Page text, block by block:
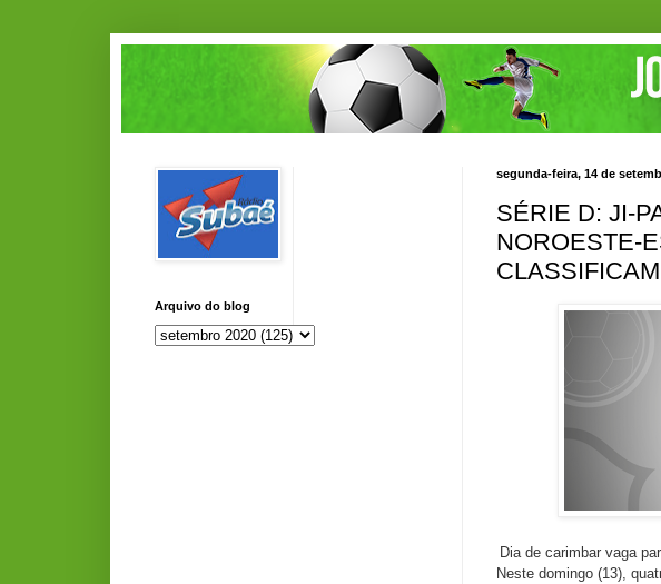
segunda-feira, 14 de
SÉRIE D: JI-
NOROESTE-
CLASSIFICAM
Dia de carimbar vaga
Neste domingo (13),
Arquivo do blog